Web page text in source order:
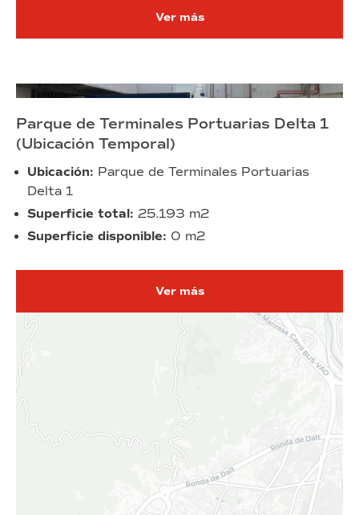
Ver más
Parque de Terminales Portuarias Delta 1
(Ubicación Temporal)
Ubicación: Parque de Terminales Portuarias
Delta 1
Superficie total: 25.193 m2
Superficie disponible: 0 m2
Ver más